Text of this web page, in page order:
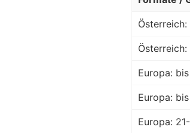
Europa:
Europa:
Europa: